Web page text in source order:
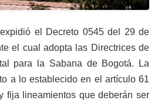
el Decreto 0545 del 29 de
el cual adopta las Directrices de
para la Sabana de Bogotá. La
a lo establecido en el artículo 61
fija lineamientos que deberán ser